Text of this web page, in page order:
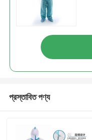
প্রস্তাবিত পণ্য